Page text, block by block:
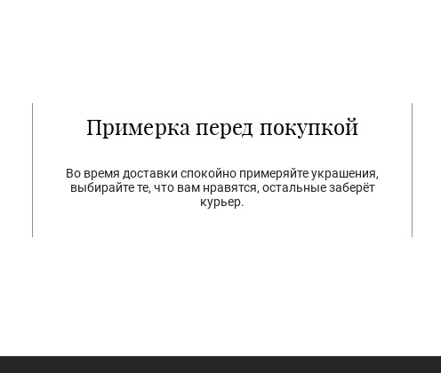
Примерка перед покупкой
Во время доставки спокойно примеряйте украшения,
выбирайте те, что вам нравятся, остальные заберёт
курьер.